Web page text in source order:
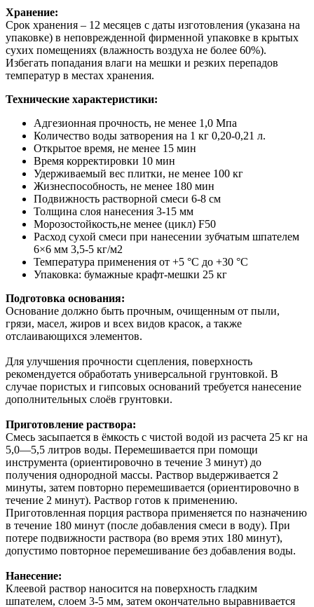
Хранение:
Срок хранения – 12 месяцев с даты изготовления (указана на
упаковке) в неповрежденной фирменной упаковке в крытых
сухих помещениях (влажность воздуха не более 60%).
Избегать попадания влаги на мешки и резких перепадов
температур в местах хранения.
Технические характеристики:
Адгезионная прочность, не менее 1,0 Мпа
Количество воды затворения на 1 кг 0,20-0,21 л.
Открытое время, не менее 15 мин
Время корректировки 10 мин
Удерживаемый вес плитки, не менее 100 кг
Жизнеспособность, не менее 180 мин
Подвижность растворной смеси 6-8 см
Толщина слоя нанесения 3-15 мм
Морозостойкость,не менее (цикл) F50
Расход сухой смеси при нанесении зубчатым шпателем
6×6 мм 3,5-5 кг/м2
Температура применения от +5 °С до +30 °С
Упаковка: бумажные крафт-мешки 25 кг
Подготовка основания:
Основание должно быть прочным, очищенным от пыли,
грязи, масел, жиров и всех видов красок, а также
отслаивающихся элементов.
Для улучшения прочности сцепления, поверхность
рекомендуется обработать универсальной грунтовкой. В
случае пористых и гипсовых оснований требуется нанесение
дополнительных слоёв грунтовки.
Приготовление раствора:
Смесь засыпается в ёмкость с чистой водой из расчета 25 кг на
5,0—5,5 литров воды. Перемешивается при помощи
инструмента (ориентировочно в течение 3 минут) до
получения однородной массы. Раствор выдерживается 2
минуты, затем повторно перемешивается (ориентировочно в
течение 2 минут). Раствор готов к применению.
Приготовленная порция раствора применяется по назначению
в течение 180 минут (после добавления смеси в воду). При
потере подвижности раствора (во время этих 180 минут),
допустимо повторное перемешивание без добавления воды.
Нанесение:
Клеевой раствор наносится на поверхность гладким
шпателем, слоем 3-5 мм, затем окончательно выравнивается